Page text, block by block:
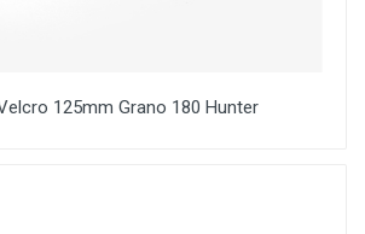
125mm Grano 180 Hunter